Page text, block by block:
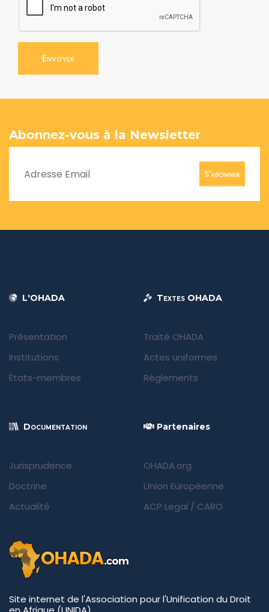
Envoyer
Abonnez-vous à la Newsletter
S'abonner
L'OHADA
Présentation
Institutions
États-membres
Textes OHADA
Traité OHADA
Actes uniformes
Règlements
Documentation
Jurisprudence
Doctrine
Actualité
Partenaires
OHADA.org
Union Européenne
ACP Legal / CARO
Site internet de l'Association pour l'Unification du Droit